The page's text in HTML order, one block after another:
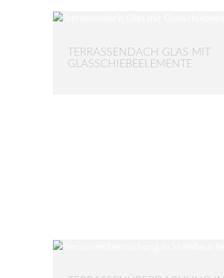
TERRASSENDACH GLAS MIT
GLASSCHIEBEELEMENTE